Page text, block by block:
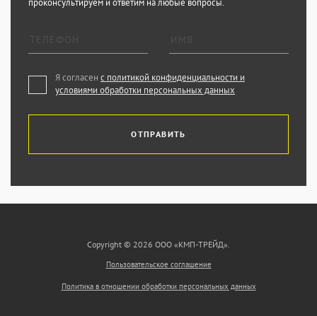
проконсультируем и ответим на любые вопросы.
Я согласен с политикой конфиденциальности и
условиями обработки персональных данных
ОТПРАВИТЬ
Copyright © 2026 ООО «КМП-ТРЕЙД».
Пользовательское соглашение
Политика в отношении обработки персональных данных